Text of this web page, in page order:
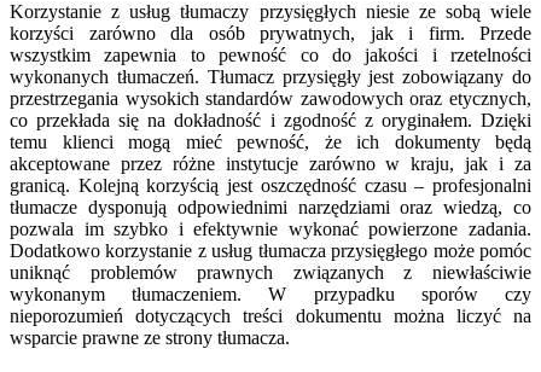
Korzystanie z usług tłumaczy przysięgłych niesie ze sobą wiele
korzyści zarówno dla osób prywatnych, jak i firm. Przede
wszystkim zapewnia to pewność co do jakości i rzetelności
wykonanych tłumaczeń. Tłumacz przysięgły jest zobowiązany do
przestrzegania wysokich standardów zawodowych oraz etycznych,
co przekłada się na dokładność i zgodność z oryginałem. Dzięki
temu klienci mogą mieć pewność, że ich dokumenty będą
akceptowane przez różne instytucje zarówno w kraju, jak i za
granicą. Kolejną korzyścią jest oszczędność czasu – profesjonalni
tłumacze dysponują odpowiednimi narzędziami oraz wiedzą, co
pozwala im szybko i efektywnie wykonać powierzone zadania.
Dodatkowo korzystanie z usług tłumacza przysięgłego może pomóc
uniknąć problemów prawnych związanych z niewłaściwie
wykonanym tłumaczeniem. W przypadku sporów czy
nieporozumień dotyczących treści dokumentu można liczyć na
wsparcie prawne ze strony tłumacza.